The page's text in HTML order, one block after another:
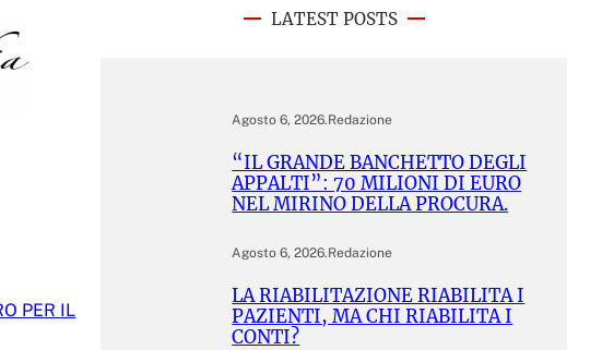
PER IL
LATEST POSTS
Agosto 6, 2026.Redazione
“IL GRANDE BANCHETTO DEGLI
APPALTI”: 70 MILIONI DI EURO
NEL MIRINO DELLA PROCURA.
Agosto 6, 2026.Redazione
LA RIABILITAZIONE RIABILITA I
PAZIENTI, MA CHI RIABILITA I
CONTI?